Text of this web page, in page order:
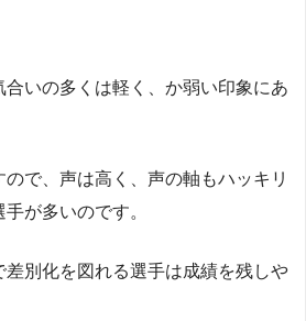
いの多くは軽く、か弱い印象にあ
で、声は高く、声の軸もハッキリ
が多いのです。
別化を図れる選手は成績を残しや